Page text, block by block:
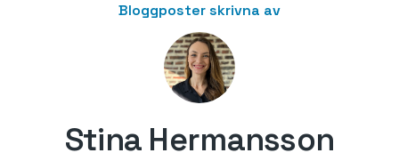
Bloggposter skrivna av
Stina Hermansson